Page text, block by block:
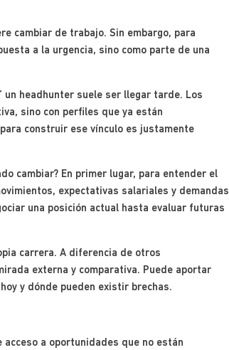
cambiar de trabajo. Sin embargo, para
a la urgencia, sino como parte de una
un headhunter suele ser llegar tarde. Los
sino con perfiles que ya están
construir ese vínculo es justamente
cambiar? En primer lugar, para entender el
expectativas salariales y demandas
una posición actual hasta evaluar futuras
carrera. A diferencia de otros
externa y comparativa. Puede aportar
y dónde pueden existir brechas.
a oportunidades que no están